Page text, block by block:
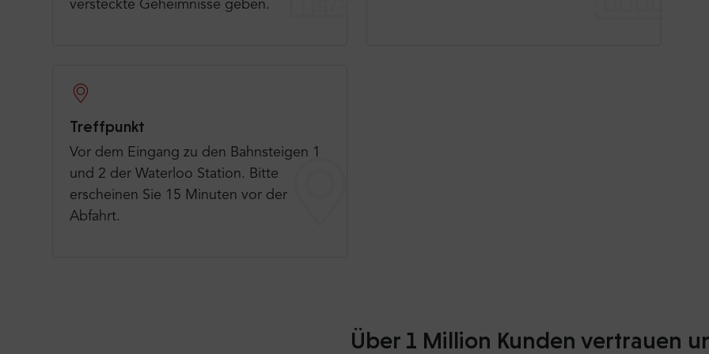
versteckte Geheimnisse geben.
Treffpunkt
Vor dem Eingang zu den Bahnsteigen 1
und 2 der Waterloo Station. Bitte
erscheinen Sie 15 Minuten vor der
Abfahrt.
Über 1 Million Kunden vertrauen